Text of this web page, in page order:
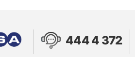
444 4 372